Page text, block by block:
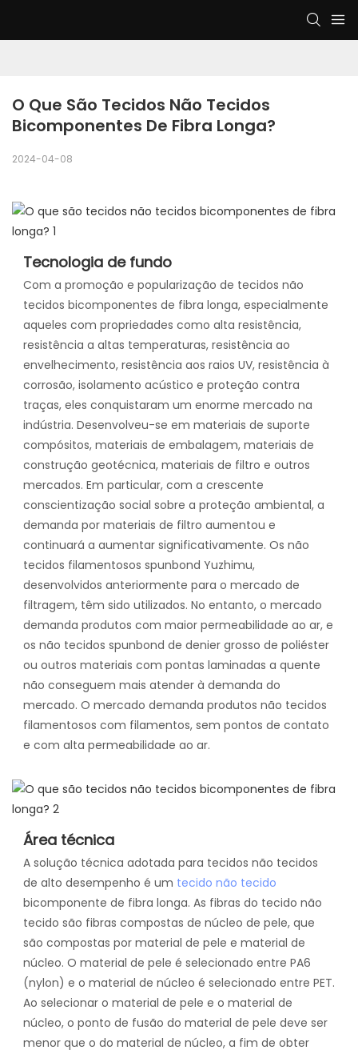
O Que São Tecidos Não Tecidos
Bicomponentes De Fibra Longa?
2024-04-08
Tecnologia de fundo
Com a promoção e popularização de tecidos não
tecidos bicomponentes de fibra longa, especialmente
aqueles com propriedades como alta resistência,
resistência a altas temperaturas, resistência ao
envelhecimento, resistência aos raios UV, resistência à
corrosão, isolamento acústico e proteção contra
traças, eles conquistaram um enorme mercado na
indústria. Desenvolveu-se em materiais de suporte
compósitos, materiais de embalagem, materiais de
construção geotécnica, materiais de filtro e outros
mercados. Em particular, com a crescente
conscientização social sobre a proteção ambiental, a
demanda por materiais de filtro aumentou e
continuará a aumentar significativamente. Os não
tecidos filamentosos spunbond Yuzhimu,
desenvolvidos anteriormente para o mercado de
filtragem, têm sido utilizados. No entanto, o mercado
demanda produtos com maior permeabilidade ao ar, e
os não tecidos spunbond de denier grosso de poliéster
ou outros materiais com pontas laminadas a quente
não conseguem mais atender à demanda do
mercado. O mercado demanda produtos não tecidos
filamentosos com filamentos, sem pontos de contato
e com alta permeabilidade ao ar.
Área técnica
A solução técnica adotada para tecidos não tecidos
de alto desempenho é um tecido não tecido
bicomponente de fibra longa. As fibras do tecido não
tecido são fibras compostas de núcleo de pele, que
são compostas por material de pele e material de
núcleo. O material de pele é selecionado entre PA6
(nylon) e o material de núcleo é selecionado entre PET.
Ao selecionar o material de pele e o material de
núcleo, o ponto de fusão do material de pele deve ser
menor que o do material de núcleo, a fim de obter